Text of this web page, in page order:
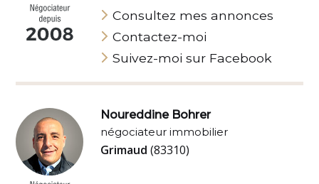
Consultez mes annonces
Contactez-moi
Suivez-moi sur Facebook
Noureddine Bohrer
négociateur immobilier
Grimaud(83310)